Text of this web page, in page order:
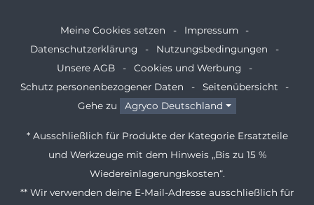
Meine Cookies setzen
Impressum
Datenschutzerklärung
Nutzungsbedingungen
Unsere AGB
Cookies und Werbung
Schutz personenbezogener Daten
Seitenübersicht
Gehe zu
Agryco Deutschland
* Ausschließlich für Produkte der Kategorie Ersatzteile
und Werkzeuge mit dem Hinweis „Bis zu 15 %
Wiedereinlagerungskosten“.
** Wir verwenden deine E-Mail-Adresse ausschließlich für